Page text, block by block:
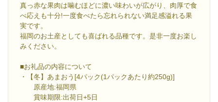
真っ赤な果肉は噛むほどに濃い味わいが広がり、肉厚で食
べ応えも十分!一度食べたら忘れられない満足感溢れる果
実です。
福岡のお土産としても喜ばれる品種です。是非一度お楽し
みください。
■お礼品の内容について
・【冬】あまおう[4パック(1パックあたり約250g)]
原産地:福岡県
賞味期限:出荷日+5日